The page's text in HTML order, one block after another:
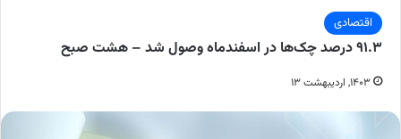
اقتصادی
۹۱.۳ درصد چک‌ها در اسفندماه وصول شد – هشت صبح
۱۴۰۳, اردیبهشت ۱۳